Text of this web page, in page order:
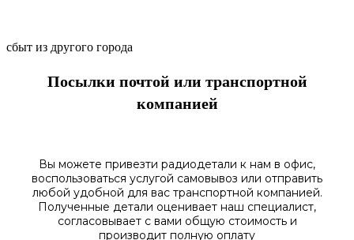
сбыт из другого города
Посылки почтой или транспортной
компанией
Вы можете привезти радиодетали к нам в офис,
воспользоваться услугой самовывоз или отправить
любой удобной для вас транспортной компанией.
Полученные детали оценивает наш специалист,
согласовываетс вами общую стоимость и
производит полную оплату